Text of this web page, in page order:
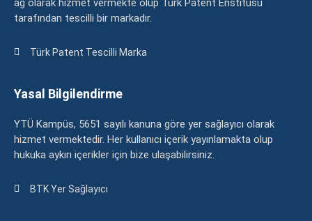
ağ olarak hizmet vermekte olup Türk Patent Enstitüsü
tarafından tescilli bir markadır.
Türk Patent Tescilli Marka
Yasal Bilgilendirme
YTÜ Kampüs, 5651 sayılı kanuna göre yer sağlayıcı olarak
hizmet vermektedir. Her kullanıcı içerik yayınlamakta olup
hukuka aykırı içerikler için bize ulaşabilirsiniz.
BTK Yer Sağlayıcı